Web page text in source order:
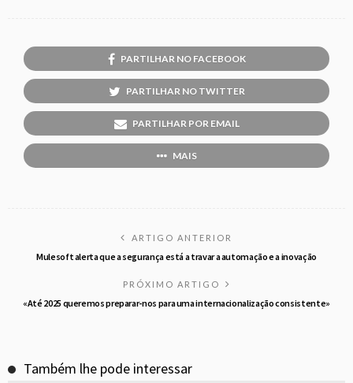
PARTILHAR NO FACEBOOK
PARTILHAR NO TWITTER
PARTILHAR POR EMAIL
MAIS
ARTIGO ANTERIOR
Mulesoft alerta que a segurança está a travar a automação e a inovação
PRÓXIMO ARTIGO
«Até 2025 queremos preparar-nos para uma internacionalização consistente»
Também lhe pode interessar